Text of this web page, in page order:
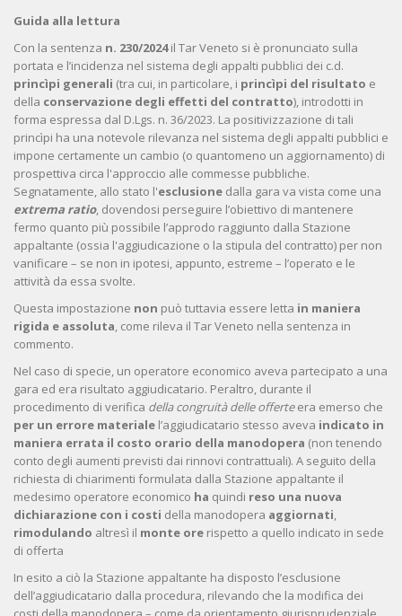
Guida alla lettura
Con la sentenza n. 230/2024il Tar Veneto si è pronunciato sulla
portata e l’incidenza nel sistema degli appalti pubblici dei c.d.
princìpi generali (tra cui, in particolare, i princìpi del risultato e
della conservazione degli effetti del contratto), introdotti in
forma espressa dal D.Lgs. n. 36/2023. La positivizzazione di tali
princìpi ha una notevole rilevanza nel sistema degli appalti pubblici e
impone certamente un cambio (o quantomeno un aggiornamento) di
prospettiva circa l'approccio alle commesse pubbliche.
Segnatamente, allo stato l'esclusione dalla gara va vista come una
extrema ratio, dovendosi perseguire l’obiettivo di mantenere
fermo quanto più possibile l’approdo raggiunto dalla Stazione
appaltante (ossia l'aggiudicazione o la stipula del contratto) per non
vanificare – se non in ipotesi, appunto, estreme – l’operato e le
attività da essa svolte.
Questa impostazione non può tuttavia essere letta in maniera
rigida e assoluta, come rileva il Tar Veneto nella sentenza in
commento.
Nel caso di specie, un operatore economico aveva partecipato a una
gara ed era risultato aggiudicatario. Peraltro, durante il
procedimento di verifica della congruità delle offerteera emerso che
per un errore materiale l’aggiudicatario stesso aveva indicato in
maniera errata il costo orario della manodopera (non tenendo
conto degli aumenti previsti dai rinnovi contrattuali). A seguito della
richiesta di chiarimenti formulata dalla Stazione appaltante il
medesimo operatore economico ha quindi reso una nuova
dichiarazione con i costi della manodopera aggiornati,
rimodulando altresì il monte ore rispetto a quello indicato in sede
di offerta
In esito a ciò la Stazione appaltante ha disposto l’esclusione
dell’aggiudicatario dalla procedura, rilevando che la modifica dei